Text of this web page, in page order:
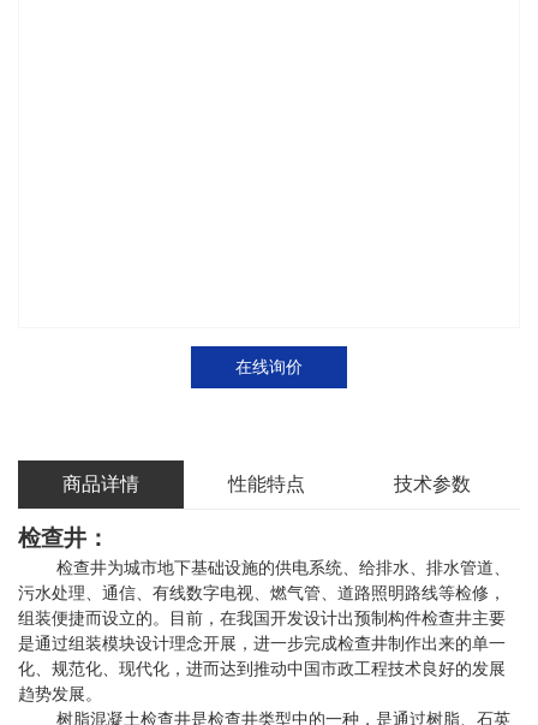
在线询价
商品详情 性能特点 技术参数
检查井：
检查井为城市地下基础设施的供电系统、给排水、排水管道、
污水处理、通信、有线数字电视、燃气管、道路照明路线等检修，
组装便捷而设立的。目前，在我国开发设计出预制构件检查井主要
是通过组装模块设计理念开展，进一步完成检查井制作出来的单一
化、规范化、现代化，进而达到推动中国市政工程技术良好的发展
趋势发展。
树脂混凝土检查井是检查井类型中的一种，是通过树脂、石英